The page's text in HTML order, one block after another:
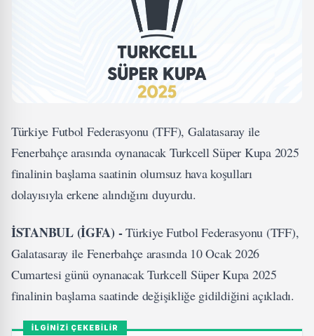
Türkiye Futbol Federasyonu (TFF), Galatasaray ile
Fenerbahçe arasında oynanacak Turkcell Süper Kupa 2025
finalinin başlama saatinin olumsuz hava koşulları
dolayısıyla erkene alındığını duyurdu.
İSTANBUL (İGFA) -Türkiye Futbol Federasyonu (TFF),
Galatasaray ile Fenerbahçe arasında 10 Ocak 2026
Cumartesi günü oynanacak Turkcell Süper Kupa 2025
finalinin başlama saatinde değişikliğe gidildiğini açıkladı.
İLGİNİZİ ÇEKEBİLİR